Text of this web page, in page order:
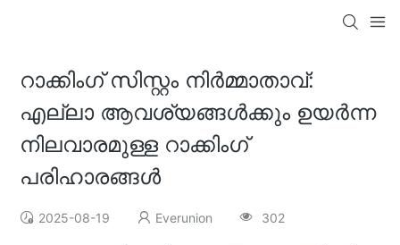
റാക്കിംഗ് സിസ്റ്റം നിർമ്മാതാവ്:
എല്ലാ ആവശ്യങ്ങൾക്കും ഉയർന്ന
നിലവാരമുള്ള റാക്കിംഗ്
പരിഹാരങ്ങൾ
2025-08-19 Everunion 302